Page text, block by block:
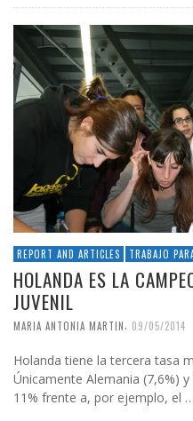
REPORT AND ARTICLES TRABAJO
HOLANDA ES LA
JUVENIL
MARIA ANTONIA MARTIN, 09/05/2014
Holanda tiene la tercera tasa
Únicamente Alemania (7,6%)
11% frente a, por ejemplo, el …